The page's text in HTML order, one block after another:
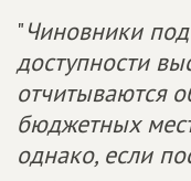
"Чиновники
доступности
отчитываются
бюджетных
однако, если